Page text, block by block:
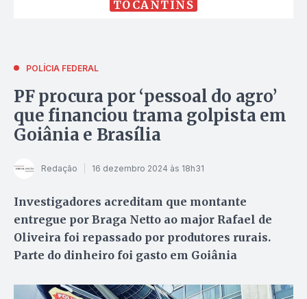
TOCANTINS
POLÍCIA FEDERAL
PF procura por ‘pessoal do agro’
que financiou trama golpista em
Goiânia e Brasília
Redação 16 dezembro 2024 às 18h31
Investigadores acreditam que montante
entregue por Braga Netto ao major Rafael de
Oliveira foi repassado por produtores rurais.
Parte do dinheiro foi gasto em Goiânia